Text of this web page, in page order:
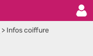
> Infos coiffure